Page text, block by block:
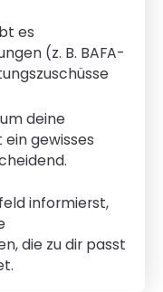
es
(z. B. BAFA-
deine
gewisses
informierst,
die zu dir passt